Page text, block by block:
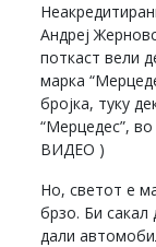
Андреј
поткаст вели
марка
бројка, туку
“Мерцедес”,
ВИДЕО )
Но, светот е
брзо. Би
дали